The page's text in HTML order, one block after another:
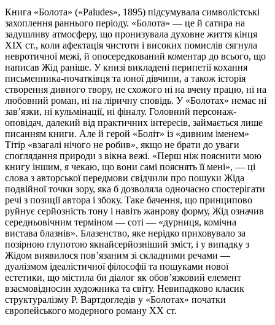
Книга «Болота» («Paludes», 1895) підсумувала символістські
захоплення раннього періоду. «Болота» — це й сатира на
задушливу атмосферу, що пронизувала духовне життя кінця
XIX ст., коли афектація чистоти і високих помислів сягнула
невротичної межі, й опосередкований коментар до всього, що
написав Жід раніше. У книзі викладені перипетії кохання
письменника-початківця та юної дівчини, а також історія
створення дивного твору, не схожого ні на вчену працю, ні на
любовний роман, ні на ліричну сповідь. У «Болотах» немає ні
зав’язки, ні кульмінації, ні фіналу. Головний персонаж-
оповідач, далекий від практичних інтересів, займається лише
писанням книги. Але й герой «Боліт» із «дивним іменем»
Тітір «взагалі нічого не робив», якщо не брати до уваги
споглядання природи з вікна вежі. «Перш ніж пояснити мою
книгу іншим, я чекаю, що вони самі пояснять її мені», — ці
слова з авторської передмови свідчили про пошуки Жіда
подвійної точки зору, яка б дозволяла одночасно спостерігати
речі з позиції автора і збоку. Таке бачення, що принципово
руйнує серйозність тону і навіть жанрову форму, Жід означив
середньовічним терміном — соті — «дурниця, комічна
вистава блазнів». Блазенство, яке нерідко приховувало за
позірною глупотою якнайсерйозніший зміст, і у випадку з
Жідом виявилося пов’язаним зі складними речами —
дуалізмом ідеалістичної філософії та пошуками нової
естетики, що містила би діалог як обов’язковий елемент
взаємовідносин художника та світу. Невипадково класик
структуралізму Р. Вартдогледів у «Болотах» початки
європейського модерного роману XX ст.